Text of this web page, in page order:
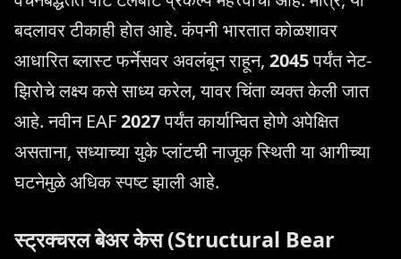
बदलावर टीकाही होत आहे. कंपनी भारतात कोळशावर
आधारित ब्लास्ट फर्नेसवर अवलंबून राहून, 2045पर्यंत नेट-
झिरोचे लक्ष्य कसे साध्य करेल, यावर चिंता व्यक्त केली जात
आहे. नवीन EAF2027पर्यंत कार्यान्वित होणे अपेक्षित
असताना, सध्याच्या युके प्लांटची नाजूक स्थिती या आगीच्या
घटनेमुळे अधिक स्पष्ट झाली आहे.
स्ट्रक्चरल बेअर केस (Structural Bear